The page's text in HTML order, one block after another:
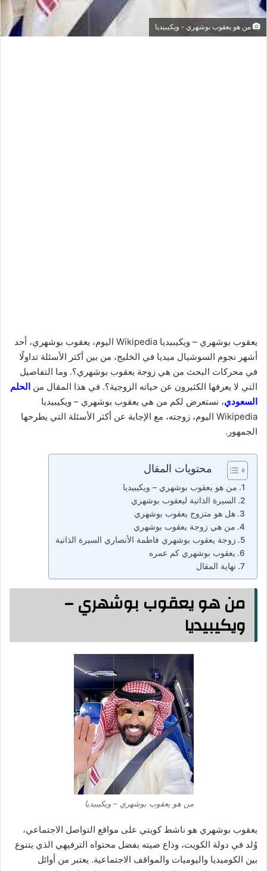
من هو يعقوب بوشهري - ويكيبيديا
يعقوب بوشهري – ويكيبيديا Wikipedia اليوم، يعقوب بوشهري، أحد
أشهر نجوم السوشيال ميديا في الخليج، من بين أكثر الأسئلة تداولًا
في محركات البحث من هي زوجة يعقوب بوشهري؟. وما التفاصيل
التي لا يعرفها الكثيرون عن حياته الزوجية؟. في هذا المقال من الحلم
السعودي، نستعرض لكم من هي يعقوب بوشهري – ويكيبيديا
Wikipedia اليوم، زوجته، مع الإجابة عن أكثر الأسئلة التي يطرحها
الجمهور.
محتويات المقال
من هو يعقوب بوشهري – ويكيبيديا
السيرة الذاتية ليعقوب بوشهري
هل هو متزوج يعقوب بوشهري
من هي زوجة يعقوب بوشهري
زوجة يعقوب بوشهري فاطمة الأنصاري السيرة الذاتية
يعقوب بوشهري كم عمره
نهاية المقال
من هو يعقوب بوشهري –
ويكيبيديا
من هو يعقوب بوشهري – ويكيبيديا
يعقوب بوشهري هو ناشط كويتي على مواقع التواصل الاجتماعي،
وُلد في دولة الكويت، وذاع صيته بفضل محتواه الترفيهي الذي يتنوع
بين الكوميديا واليوميات والمواقف الاجتماعية. يعتبر من أوائل